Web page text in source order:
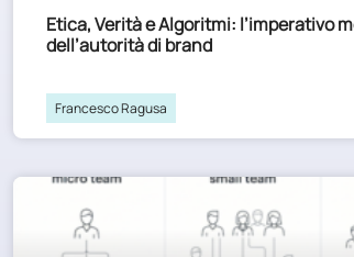
Etica, Verità e Algoritmi: l’imperativo
dell’autorità di brand
Francesco Ragusa